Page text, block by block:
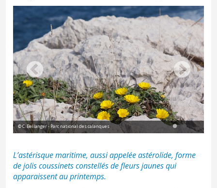
© C. Bellanger - Parc national des calanques
L’astérisque maritime, aussi appelée astérolide, forme
de jolis coussinets constellés de fleurs jaunes qui
apparaissent au printemps.